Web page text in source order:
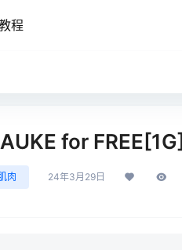
程
for FREE[1G]
肉 24年3月29日